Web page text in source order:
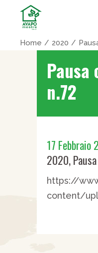
Home 2020
Pausa
n.72
17 Febbraio
2020,
https://
content/